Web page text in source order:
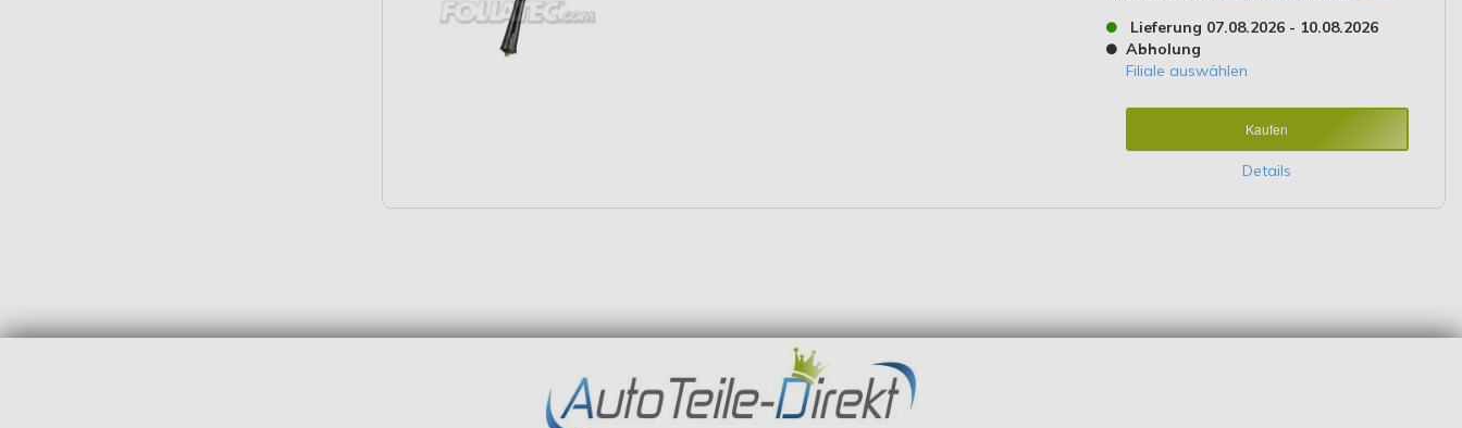
Lieferung 07.08.2026 - 10.08.2026
Abholung
Filiale auswählen
Kaufen
Details